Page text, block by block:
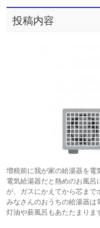
投稿内容
増税前に我が家の給湯器を電
電気給湯器だと熱めのお風呂
が、ガスにかえてから芯まで
みなさんのおうちの給湯器は
灯油や薪風呂もあたたまりま